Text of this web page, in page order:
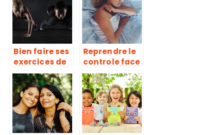
Bien faire ses
exercices de
muscu, une
erreur trop
souvent
répétée
Reprendre le
controle face
à la
dépression !